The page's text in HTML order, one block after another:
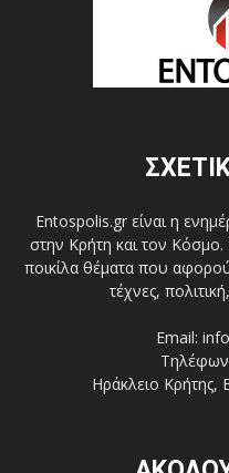
Entospolis.gr είναι η
στην Κρήτη και τον Κόσμο.
ποικίλα θέματα που
τέχνες,
Email:
Ηράκλειο Κρήτης,